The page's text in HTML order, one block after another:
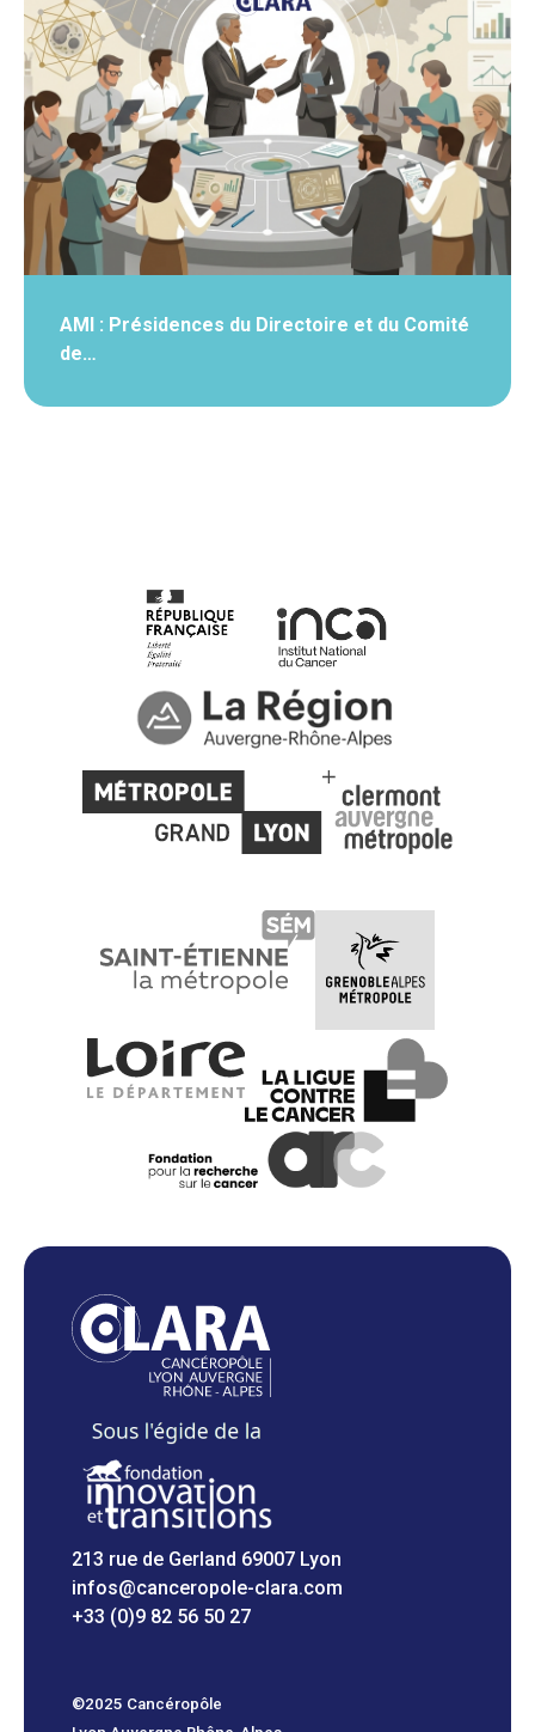
AMI : Présidences du Directoire et du Comité
de…
213 rue de Gerland 69007 Lyon
infos@canceropole-clara.com
+33 (0)9 82 56 50 27
©2025 Cancéropôle